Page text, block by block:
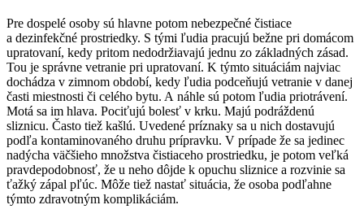
Pre dospelé osoby sú hlavne potom nebezpečné čistiace
a dezinfekčné prostriedky. S tými ľudia pracujú bežne pri domácom
upratovaní, kedy pritom nedodržiavajú jednu zo základných zásad.
Tou je správne vetranie pri upratovaní. K týmto situáciám najviac
dochádza v zimnom období, kedy ľudia podceňujú vetranie v danej
časti miestnosti či celého bytu. A náhle sú potom ľudia priotrávení.
Motá sa im hlava. Pociťujú bolesť v krku. Majú podráždenú
sliznicu. Často tiež kašlú. Uvedené príznaky sa u nich dostavujú
podľa kontaminovaného druhu prípravku. V prípade že sa jedinec
nadýcha väčšieho množstva čistiaceho prostriedku, je potom veľká
pravdepodobnosť, že u neho dôjde k opuchu sliznice a rozvinie sa
ťažký zápal pľúc. Môže tiež nastať situácia, že osoba podľahne
týmto zdravotným komplikáciám.